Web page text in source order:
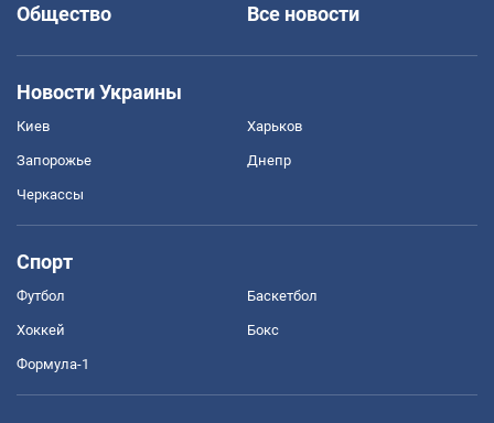
Общество
Все новости
Новости Украины
Киев Харьков
Запорожье Днепр
Черкассы
Спорт
Футбол Баскетбол
Хоккей Бокс
Формула-1